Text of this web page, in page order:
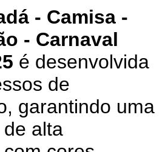
- Camisa -
- Carnaval
é desenvolvida
de
garantindo uma
alta